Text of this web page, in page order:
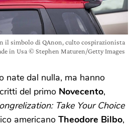
il simbolo di QAnon, culto cospirazionista
in Usa © Stephen Maturen/Getty Images
nate dal nulla, ma hanno
del primo Novecento,
Take Your Choice
americano Theodore Bilbo,